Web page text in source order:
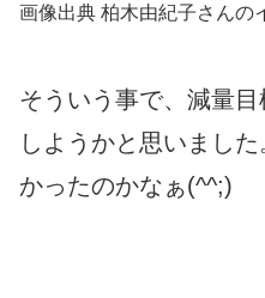
画像出典 柏木由紀子さんの
そういう事で、減量
しようかと思いまし
かったのかなぁ(^^;)